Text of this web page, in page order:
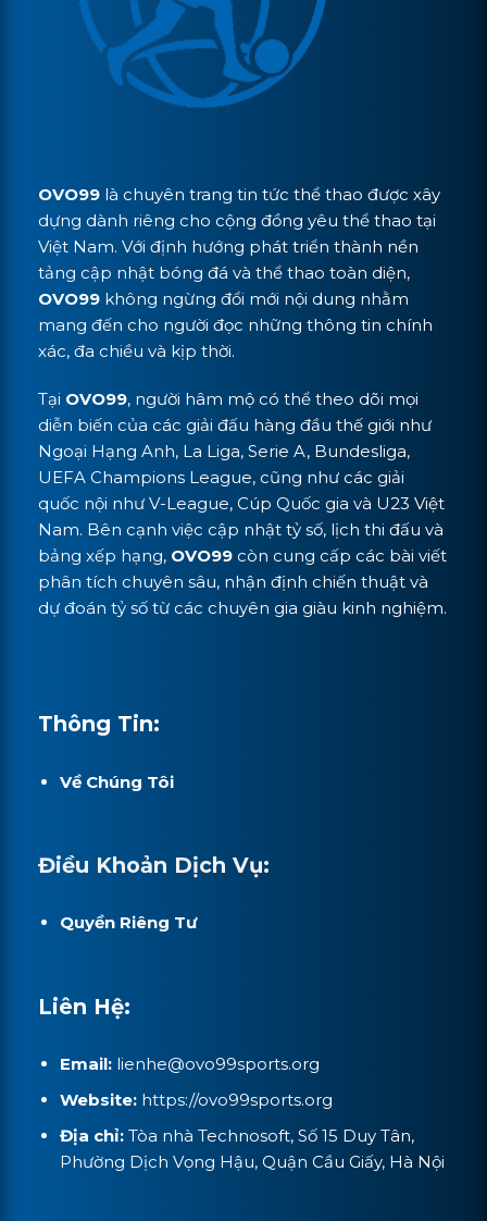
OVO99 là chuyên trang tin tức thể thao được xây
dựng dành riêng cho cộng đồng yêu thể thao tại
Việt Nam. Với định hướng phát triển thành nền
tảng cập nhật bóng đá và thể thao toàn diện,
OVO99 không ngừng đổi mới nội dung nhằm
mang đến cho người đọc những thông tin chính
xác, đa chiều và kịp thời.
Tại OVO99, người hâm mộ có thể theo dõi mọi
diễn biến của các giải đấu hàng đầu thế giới như
Ngoại Hạng Anh, La Liga, Serie A, Bundesliga,
UEFA Champions League, cũng như các giải
quốc nội như V-League, Cúp Quốc gia và U23 Việt
Nam. Bên cạnh việc cập nhật tỷ số, lịch thi đấu và
bảng xếp hạng, OVO99 còn cung cấp các bài viết
phân tích chuyên sâu, nhận định chiến thuật và
dự đoán tỷ số từ các chuyên gia giàu kinh nghiệm.
Thông Tin:
Về Chúng Tôi
Điều Khoản Dịch Vụ:
Quyền Riêng Tư
Liên Hệ:
Email: lienhe@ovo99sports.org
Website: https://ovo99sports.org
Địa chỉ: Tòa nhà Technosoft, Số 15 Duy Tân,
Phường Dịch Vọng Hậu, Quận Cầu Giấy, Hà Nội